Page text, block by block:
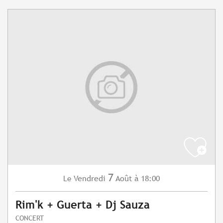
Le Vendredi 7 Août à 18:00
Rim'k + Guerta + Dj Sauza
CONCERT